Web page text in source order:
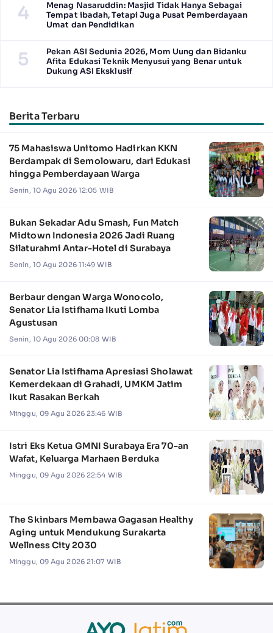
4
Menag Nasaruddin: Masjid Tidak Hanya Sebagai
Tempat ibadah, Tetapi Juga Pusat Pemberdayaan
Umat dan Pendidikan
5
Pekan ASI Sedunia 2026, Mom Uung dan Bidanku
Afita Edukasi Teknik Menyusui yang Benar untuk
Dukung ASI Eksklusif
Berita Terbaru
75 Mahasiswa Unitomo Hadirkan KKN
Berdampak di Semolowaru, dari Edukasi
hingga Pemberdayaan Warga
Senin, 10 Agu 2026 12:05 WIB
Bukan Sekadar Adu Smash, Fun Match
Midtown Indonesia 2026 Jadi Ruang
Silaturahmi Antar-Hotel di Surabaya
Senin, 10 Agu 2026 11:49 WIB
Berbaur dengan Warga Wonocolo,
Senator Lia Istifhama Ikuti Lomba
Agustusan
Senin, 10 Agu 2026 00:08 WIB
Senator Lia Istifhama Apresiasi Sholawat
Kemerdekaan di Grahadi, UMKM Jatim
Ikut Rasakan Berkah
Minggu, 09 Agu 2026 23:46 WIB
Istri Eks Ketua GMNI Surabaya Era 70-an
Wafat, Keluarga Marhaen Berduka
Minggu, 09 Agu 2026 22:54 WIB
The Skinbars Membawa Gagasan Healthy
Aging untuk Mendukung Surakarta
Wellness City 2030
Minggu, 09 Agu 2026 21:07 WIB